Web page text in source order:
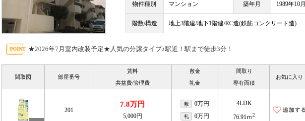
物件種別 マンション 築年月 1989年10月
階数/構造 地上3階建/地下1階建/RC造(鉄筋コンクリート造)
★2026年7月室内改装予定★人気の分譲タイプ♪駅近！駅まで徒歩3分！
間取図 部屋番号
賃料
共益費/管理費
敷金
礼金
間取り
専有面積
お気に入り
201
7.8万円
5,000円
敷 0万円
礼 0万円
4LDK
76.91ｍ2